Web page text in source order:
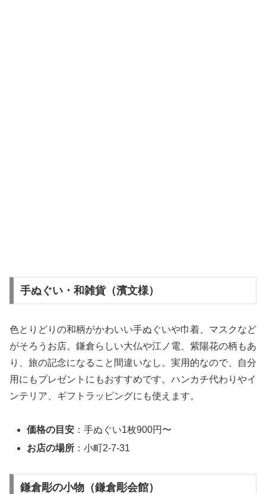
手ぬぐい・和雑貨（濱文様）
色とりどりの和柄がかわいい手ぬぐいや巾着、マスクなど
がそろうお店。鎌倉らしい大仏や江ノ電、紫陽花の柄もあ
り、旅の記念になること間違いなし。実用的なので、自分
用にもプレゼントにもおすすめです。ハンカチ代わりやイ
ンテリア、ギフトラッピングにも使えます。
価格の目安 ：手ぬぐい1枚900円〜
お店の場所 ：小町2-7-31
鎌倉彫の小物（鎌倉彫会館）